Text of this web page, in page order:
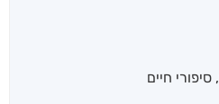
, סיפורי חיים